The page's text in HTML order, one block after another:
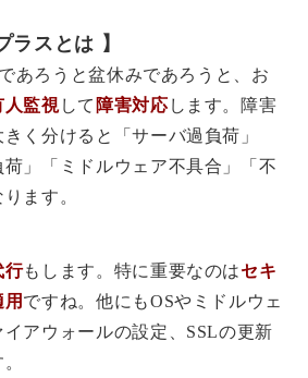
ラスとは 】
あろうと盆休みであろうと、お
人監視して 障害対応 します。障害
く分けると「サーバ過負荷」
荷」「ミドルウェア不具合」「不
ます。
行もします。特に重要なのはセキ
ですね。他にもOSやミドルウェ
アウォールの設定、SSLの更新